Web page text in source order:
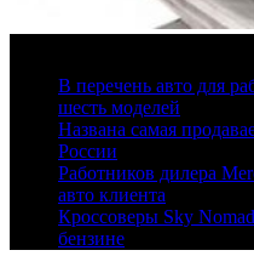
В перечень авто для
шесть моделей
Названа самая
России
Работников дилера
авто клиента
Кроссоверы Sky
бензине